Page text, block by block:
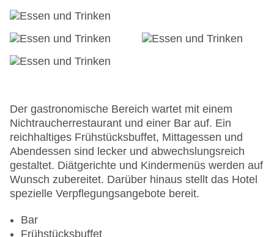
Garage
Garten: ohne Gebühr
Hotelsafe
Lift
Anzahl der Konferenzräume: 1
Anzahl der Aufzüge: 2
Haustiere: gegen Gebühr
Haustiere auf Anfrage: gegen Gebühr
Zimmerservice
Gesamtanzahl der Stockwerke: 7
Zahlungsarten: American Express, EC Maestro,
Mastercard, Visa
Der gastronomische Bereich wartet mit einem
Nichtraucherrestaurant und einer Bar auf. Ein
reichhaltiges Frühstücksbuffet, Mittagessen und
Abendessen sind lecker und abwechslungsreich
gestaltet. Diätgerichte und Kindermenüs werden auf
Wunsch zubereitet. Darüber hinaus stellt das Hotel
spezielle Verpflegungsangebote bereit.
Bar
Frühstücksbuffet